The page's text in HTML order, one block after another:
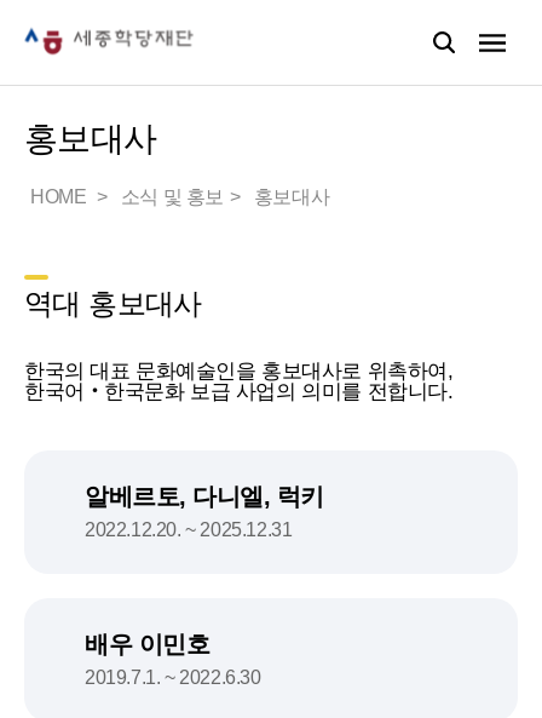
홍보대사
HOME 소식 및 홍보 홍보대사
역대 홍보대사
한국의 대표 문화예술인을 홍보대사로 위촉하여,
한국어‧한국문화 보급 사업의 의미를 전합니다.
알베르토, 다니엘, 럭키
2022.12.20. ~ 2025.12.31
배우 이민호
2019.7.1. ~ 2022.6.30